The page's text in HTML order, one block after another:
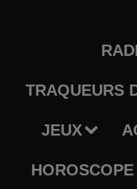
TRAQUEURS
JEUX
HOROSCOPE